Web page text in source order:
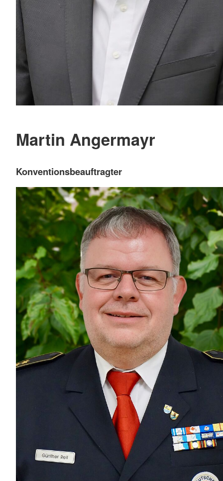
Martin Angermayr
Konventionsbeauftragter